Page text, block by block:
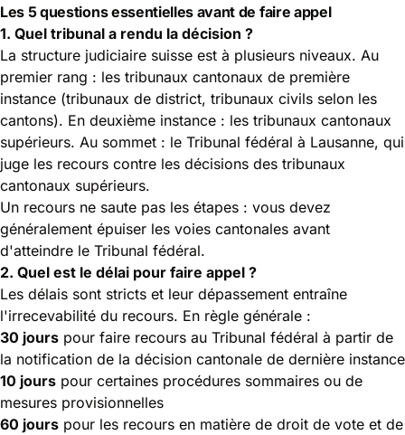
Les 5 questions essentielles avant de faire appel
1. Quel tribunal a rendu la décision ?
La structure judiciaire suisse est à plusieurs niveaux. Au
premier rang : les tribunaux cantonaux de première
instance (tribunaux de district, tribunaux civils selon les
cantons). En deuxième instance : les tribunaux cantonaux
supérieurs. Au sommet : le Tribunal fédéral à Lausanne, qui
juge les recours contre les décisions des tribunaux
cantonaux supérieurs.
Un recours ne saute pas les étapes : vous devez
généralement épuiser les voies cantonales avant
d'atteindre le Tribunal fédéral.
2. Quel est le délai pour faire appel ?
Les délais sont stricts et leur dépassement entraîne
l'irrecevabilité du recours. En règle générale :
30 jours pour faire recours au Tribunal fédéral à partir de
la notification de la décision cantonale de dernière instance
10 jours pour certaines procédures sommaires ou de
mesures provisionnelles
60 jours pour les recours en matière de droit de vote et de